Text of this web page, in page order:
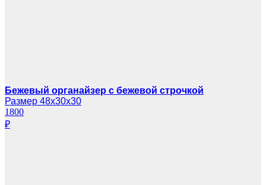
Бежевый органайзер с бежевой строчкой
Размер 48х30х30
1800
₽